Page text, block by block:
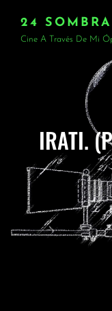
24
Cine A Través De Mi
IRATI.